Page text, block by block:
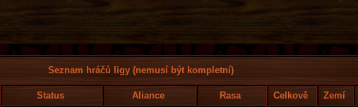
Seznam hráčů ligy (nemusí být kompletní)
Status Aliance Rasa Celkově Zemí